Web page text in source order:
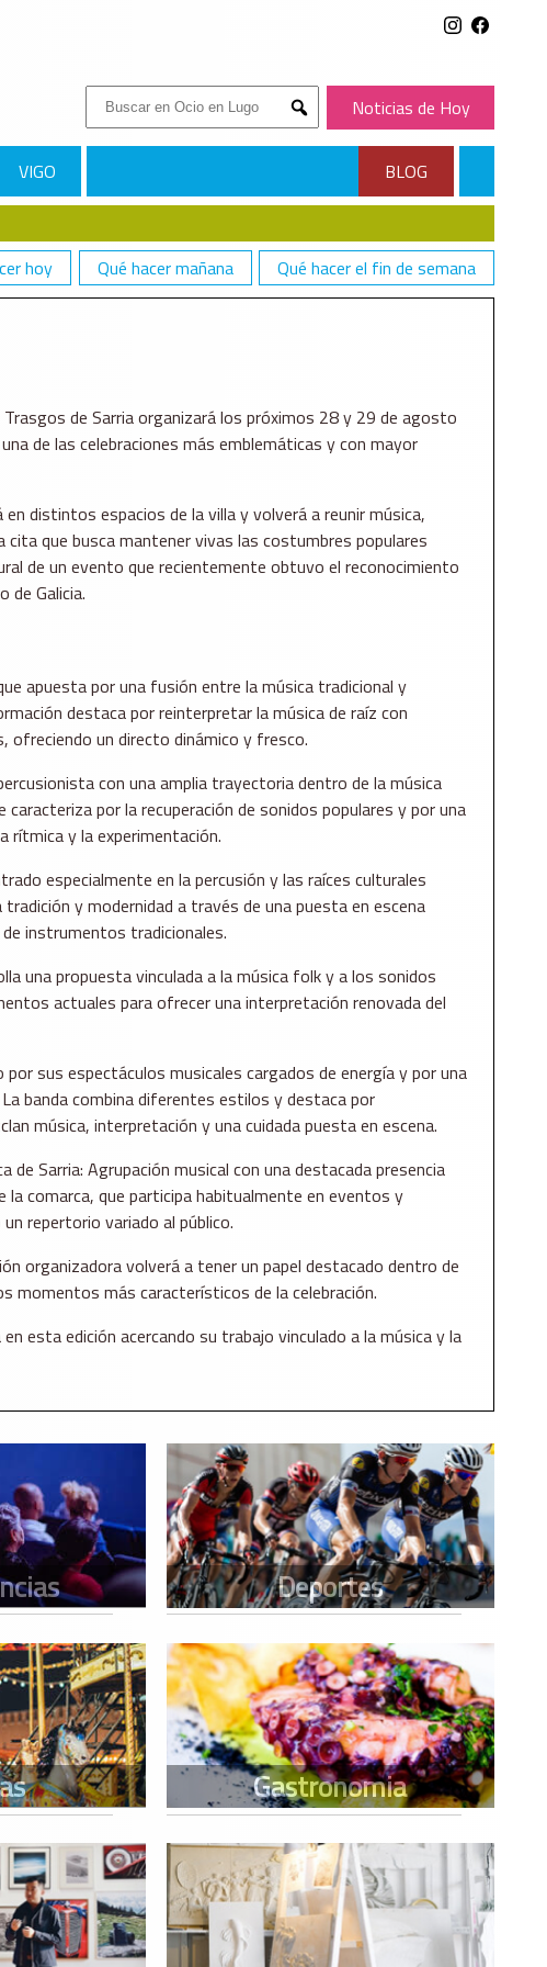
Buscar:
Submit
Noticias de Hoy
VIGO
BLOG
hoy
Qué hacer mañana Qué hacer el fin de semana
de Sarria organizará los próximos 28 y 29 de agosto
de las celebraciones más emblemáticas y con mayor
distintos espacios de la villa y volverá a reunir música,
que busca mantener vivas las costumbres populares
de un evento que recientemente obtuvo el reconocimiento
de Galicia.
apuesta por una fusión entre la música tradicional y
destaca por reinterpretar la música de raíz con
ofreciendo un directo dinámico y fresco.
con una amplia trayectoria dentro de la música
caracteriza por la recuperación de sonidos populares y por una
rítmica y la experimentación.
especialmente en la percusión y las raíces culturales
y modernidad a través de una puesta en escena
instrumentos tradicionales.
una propuesta vinculada a la música folk y a los sonidos
actuales para ofrecer una interpretación renovada del
por sus espectáculos musicales cargados de energía y por una
banda combina diferentes estilos y destaca por
música, interpretación y una cuidada puesta en escena.
de Sarria: Agrupación musical con una destacada presencia
la comarca, que participa habitualmente en eventos y
repertorio variado al público.
organizadora volverá a tener un papel destacado dentro de
momentos más característicos de la celebración.
esta edición acercando su trabajo vinculado a la música y la